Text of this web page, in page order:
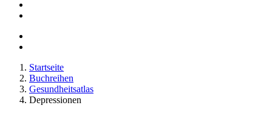
Startseite
Buchreihen
Gesundheitsatlas
Depressionen